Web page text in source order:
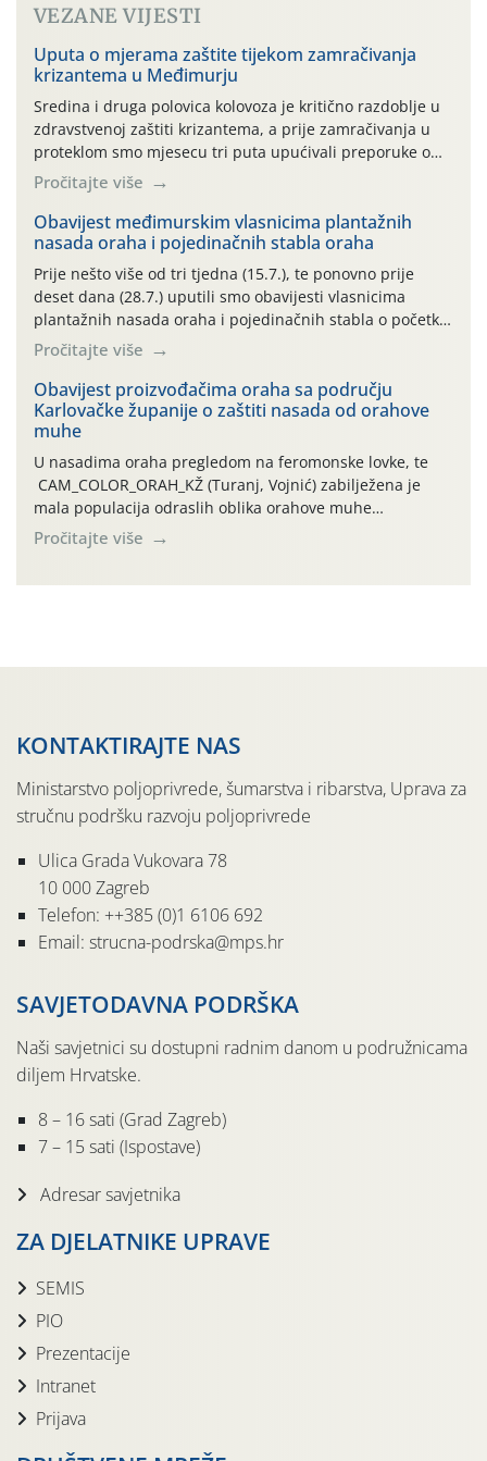
VEZANE VIJESTI
Uputa o mjerama zaštite tijekom zamračivanja
krizantema u Međimurju
Sredina i druga polovica kolovoza je kritično razdoblje u
zdravstvenoj zaštiti krizantema, a prije zamračivanja u
proteklom smo mjesecu tri puta upućivali preporuke o
preventivnim mjerama zaštite krizantema od najčešćih
uzročnika bolesti, štetnika i fito-fagnih grinja (23.7., 14.7.,
06.7.)! Na početku ovog mjeseca je zabilježeno je
povijesno i ekstremno vruće meteorološko razdoblje, uz
najviše temperature […]
Pročitajte više
Obavijest međimurskim vlasnicima plantažnih
nasada oraha i pojedinačnih stabla oraha
Prije nešto više od tri tjedna (15.7.), te ponovno prije
deset dana (28.7.) uputili smo obavijesti vlasnicima
plantažnih nasada oraha i pojedinačnih stabla o početku
leta i ovogodišnjoj potrebi usmjerenog suzbijanja
orahove muhe (Rhagoletis completa)! Već dvanaest dana
traje drugi ovogodišnji “toplinski udar”, koji naročito
izražen zadnja šest dana (31.7.-05.8.), jer najviše
temperature zraka svakodnevno […]
Pročitajte više
Obavijest proizvođačima oraha sa području
Karlovačke županije o zaštiti nasada od orahove
muhe
U nasadima oraha pregledom na feromonske lovke, te
CAM_COLOR_ORAH_KŽ (Turanj, Vojnić) zabilježena je
mala populacija odraslih oblika orahove muhe
(Rhagoletis completa). Niska brojnost može se objasniti
činjenicom da je riječ o mladim nasadima s vrlo malim
Pročitajte više
KONTAKTIRAJTE NAS
Ministarstvo poljoprivrede, šumarstva i ribarstva, Uprava za
stručnu podršku razvoju poljoprivrede
Ulica Grada Vukovara 78
10 000 Zagreb
Telefon: ++385 (0)1 6106 692
Email: strucna-podrska@mps.hr
SAVJETODAVNA PODRŠKA
Naši savjetnici su dostupni radnim danom u podružnicama
diljem Hrvatske.
8 – 16 sati (Grad Zagreb)
7 – 15 sati (Ispostave)
Adresar savjetnika
ZA DJELATNIKE UPRAVE
SEMIS
PIO
Prezentacije
Intranet
Prijava